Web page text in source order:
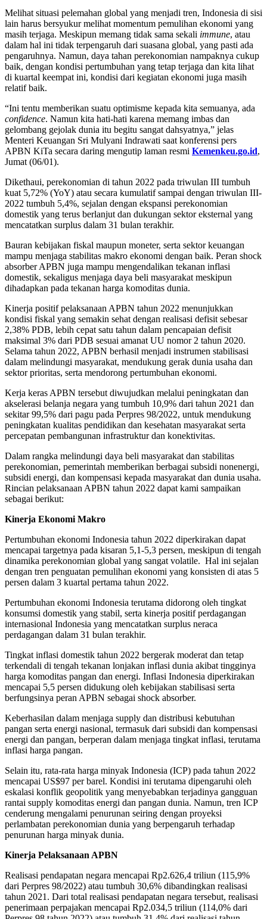
Melihat situasi pelemahan global yang menjadi tren, Indonesia di sisi
lain harus bersyukur melihat momentum pemulihan ekonomi yang
masih terjaga. Meskipun memang tidak sama sekali immune, atau
dalam hal ini tidak terpengaruh dari suasana global, yang pasti ada
pengaruhnya. Namun, daya tahan perekonomian nampaknya cukup
baik, dengan kondisi pertumbuhan yang tetap terjaga dan kita lihat
di kuartal keempat ini, kondisi dari kegiatan ekonomi juga masih
relatif baik.
“Ini tentu memberikan suatu optimisme kepada kita semuanya, ada
confidence. Namun kita hati-hati karena memang imbas dan
gelombang gejolak dunia itu begitu sangat dahsyatnya,” jelas
Menteri Keuangan Sri Mulyani Indrawati saat konferensi pers
APBN KiTa secara daring mengutip laman resmi Kemenkeu.go.id,
Jumat (06/01).
Dikethaui, perekonomian di tahun 2022 pada triwulan III tumbuh
kuat 5,72% (YoY) atau secara kumulatif sampai dengan triwulan III-
2022 tumbuh 5,4%, sejalan dengan ekspansi perekonomian
domestik yang terus berlanjut dan dukungan sektor eksternal yang
mencatatkan surplus dalam 31 bulan terakhir.
Bauran kebijakan fiskal maupun moneter, serta sektor keuangan
mampu menjaga stabilitas makro ekonomi dengan baik. Peran shock
absorber APBN juga mampu mengendalikan tekanan inflasi
domestik, sekaligus menjaga daya beli masyarakat meskipun
dihadapkan pada tekanan harga komoditas dunia.
Kinerja positif pelaksanaan APBN tahun 2022 menunjukkan
kondisi fiskal yang semakin sehat dengan realisasi defisit sebesar
2,38% PDB, lebih cepat satu tahun dalam pencapaian defisit
maksimal 3% dari PDB sesuai amanat UU nomor 2 tahun 2020.
Selama tahun 2022, APBN berhasil menjadi instrumen stabilisasi
dalam melindungi masyarakat, mendukung gerak dunia usaha dan
sektor prioritas, serta mendorong pertumbuhan ekonomi.
Kerja keras APBN tersebut diwujudkan melalui peningkatan dan
akselerasi belanja negara yang tumbuh 10,9% dari tahun 2021 dan
sekitar 99,5% dari pagu pada Perpres 98/2022, untuk mendukung
peningkatan kualitas pendidikan dan kesehatan masyarakat serta
percepatan pembangunan infrastruktur dan konektivitas.
Dalam rangka melindungi daya beli masyarakat dan stabilitas
perekonomian, pemerintah memberikan berbagai subsidi nonenergi,
subsidi energi, dan kompensasi kepada masyarakat dan dunia usaha.
Rincian pelaksanaan APBN tahun 2022 dapat kami sampaikan
sebagai berikut:
Kinerja Ekonomi Makro
Pertumbuhan ekonomi Indonesia tahun 2022 diperkirakan dapat
mencapai targetnya pada kisaran 5,1-5,3 persen, meskipun di tengah
dinamika perekonomian global yang sangat volatile. Hal ini sejalan
dengan tren penguatan pemulihan ekonomi yang konsisten di atas 5
persen dalam 3 kuartal pertama tahun 2022.
Pertumbuhan ekonomi Indonesia terutama didorong oleh tingkat
konsumsi domestik yang stabil, serta kinerja positif perdagangan
internasional Indonesia yang mencatatkan surplus neraca
perdagangan dalam 31 bulan terakhir.
Tingkat inflasi domestik tahun 2022 bergerak moderat dan tetap
terkendali di tengah tekanan lonjakan inflasi dunia akibat tingginya
harga komoditas pangan dan energi. Inflasi Indonesia diperkirakan
mencapai 5,5 persen didukung oleh kebijakan stabilisasi serta
berfungsinya peran APBN sebagai shock absorber.
Keberhasilan dalam menjaga supply dan distribusi kebutuhan
pangan serta energi nasional, termasuk dari subsidi dan kompensasi
energi dan pangan, berperan dalam menjaga tingkat inflasi, terutama
inflasi harga pangan.
Selain itu, rata-rata harga minyak Indonesia (ICP) pada tahun 2022
mencapai US$97 per barel. Kondisi ini terutama dipengaruhi oleh
eskalasi konflik geopolitik yang menyebabkan terjadinya gangguan
rantai supply komoditas energi dan pangan dunia. Namun, tren ICP
cenderung mengalami penurunan seiring dengan proyeksi
perlambatan perekonomian dunia yang berpengaruh terhadap
penurunan harga minyak dunia.
Kinerja Pelaksanaan APBN
Realisasi pendapatan negara mencapai Rp2.626,4 triliun (115,9%
dari Perpres 98/2022) atau tumbuh 30,6% dibandingkan realisasi
tahun 2021. Dari total realisasi pendapatan negara tersebut, realisasi
penerimaan perpajakan mencapai Rp2.034,5 triliun (114,0% dari